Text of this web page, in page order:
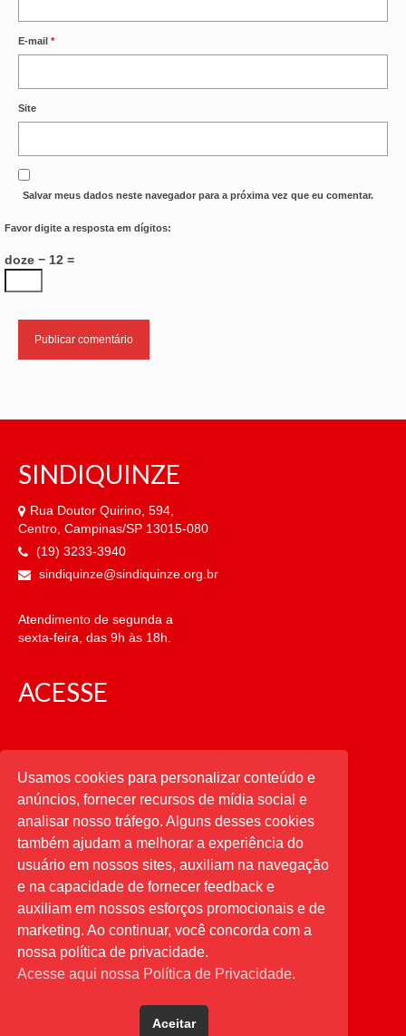
E-mail *
Site
Salvar meus dados neste navegador para a próxima vez que eu comentar.
Favor digite a resposta em dígitos:
doze − 12 =
SINDIQUINZE
Rua Doutor Quirino, 594,
Centro, Campinas/SP 13015-080
(19) 3233-3940
sindiquinze@sindiquinze.org.br
Atendimento de segunda a
sexta-feira, das 9h às 18h.
ACESSE
CATEGORIAS
CATEGORIAS
PESQUISAR
Buscar
por:
Usamos cookies para personalizar conteúdo e
anúncios, fornecer recursos de mídia social e
analisar nosso tráfego. Alguns desses cookies
também ajudam a melhorar a experiência do
usuário em nossos sites, auxiliam na navegação
e na capacidade de fornecer feedback e
auxiliam em nossos esforços promocionais e de
marketing. Ao continuar, você concorda com a
nossa política de privacidade.
Acesse aqui nossa Política de Privacidade.
Aceitar